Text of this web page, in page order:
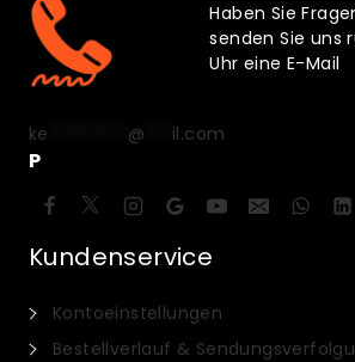
Haben Sie
senden Sie uns
Uhr eine E-Mail
ke @ il.com
P
Kundenservice
Kontoeinstellungen
Bestellverlauf &